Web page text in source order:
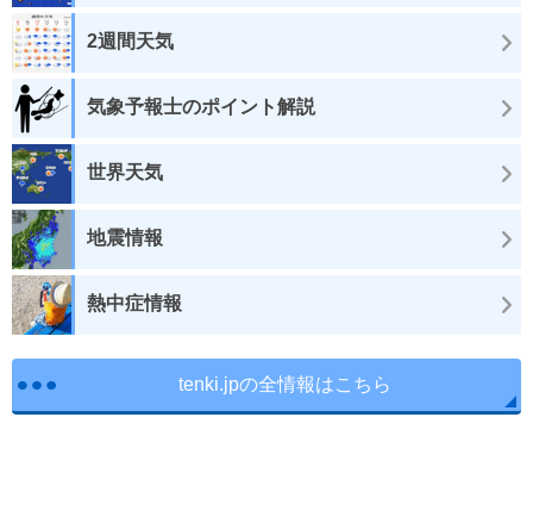
2週間天気
気象予報士のポイント解説
世界天気
地震情報
熱中症情報
tenki.jpの全情報はこちら